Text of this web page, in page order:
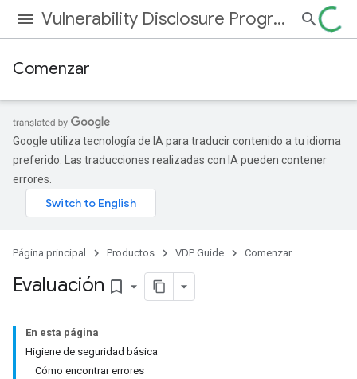
Vulnerability Disclosure Program
Comenzar
Google utiliza tecnología de IA para traducir contenido a tu idioma
preferido. Las traducciones realizadas con IA pueden contener
errores.
Página principal Productos VDP Guide Comenzar
Evaluación bookmark_border
En esta página
Higiene de seguridad básica
Cómo encontrar errores